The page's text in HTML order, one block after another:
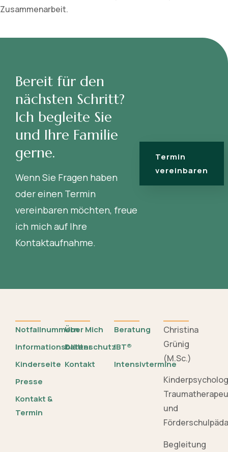
Zusammenarbeit.
Bereit für den
nächsten Schritt?
Ich begleite Sie
und Ihre Familie
gerne.
Wenn Sie Fragen haben
oder einen Termin
vereinbaren möchten, freue
ich mich auf Ihre
Kontaktaufnahme.
Termin
vereinbaren
Notfallnummern
Informationsblätter
Kinderseite
Presse
Kontakt &
Termin
Über Mich
Datenschutz
Kontakt
Beratung
IBT®
Intensivtermine
Christina
Grünig
(M.Sc.)
und
Begleitung